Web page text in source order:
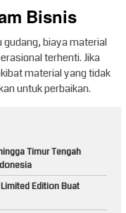
Bisnis
gudang, biaya material
terhenti. Jika
material yang tidak
untuk perbaikan.
Timur Tengah
Edition Buat